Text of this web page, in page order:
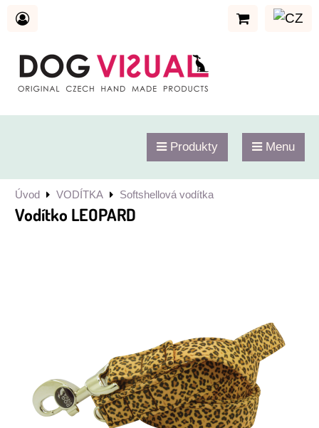
Produkty Menu
Úvod VODÍTKA Softshellová vodítka
Vodítko LEOPARD